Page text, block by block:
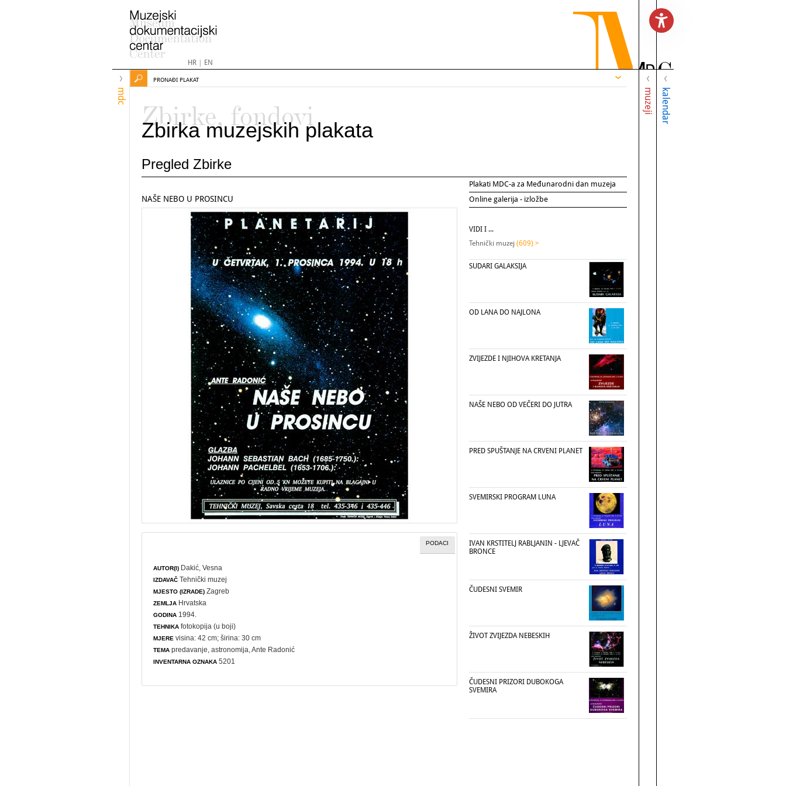
HR| EN
mdc muzeji kalendar
PRONAĐI PLAKAT
Zbirke, fondovi
Zbirka muzejskih plakata
Pregled Zbirke
Plakati MDC-a za Međunarodni dan muzeja
Online galerija - izložbe
NAŠE NEBO U PROSINCU
PODACI
AUTOR(I) Dakić, Vesna
IZDAVAČ Tehnički muzej
MJESTO (IZRADE) Zagreb
ZEMLJA Hrvatska
GODINA 1994.
TEHNIKA fotokopija (u boji)
MJERE visina: 42 cm; širina: 30 cm
TEMA predavanje ,astronomija , Ante Radonić
INVENTARNA OZNAKA 5201
VIDI I ...
Tehnički muzej (609) >
SUDARI GALAKSIJA
OD LANA DO NAJLONA
ZVIJEZDE I NJIHOVA KRETANJA
NAŠE NEBO OD VEČERI DO JUTRA
PRED SPUŠTANJE NA CRVENI PLANET
SVEMIRSKI PROGRAM LUNA
IVAN KRSTITELJ RABLJANIN - LJEVAČ
BRONCE
ČUDESNI SVEMIR
ŽIVOT ZVIJEZDA NEBESKIH
ČUDESNI PRIZORI DUBOKOGA
SVEMIRA